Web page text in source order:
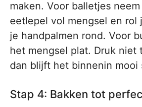
maken. Voor balletjes
eetlepel vol mengsel en rol
je handpalmen rond. Voor
het mengsel plat. Druk niet
dan blijft het binnenin mooi
Stap 4: Bakken tot